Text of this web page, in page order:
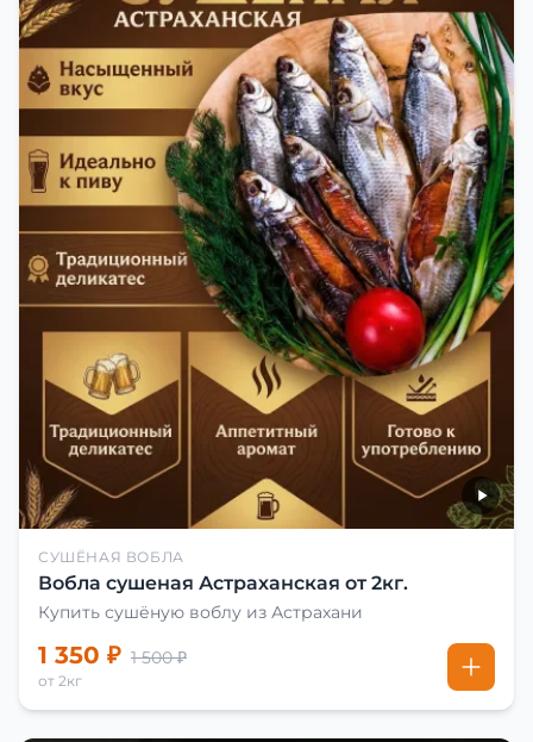
СУШЁНАЯ ВОБЛА
Вобла сушеная Астраханская от 2кг.
Купить сушёную воблу из Астрахани
1 350 ₽ 1 500 ₽
от 2кг